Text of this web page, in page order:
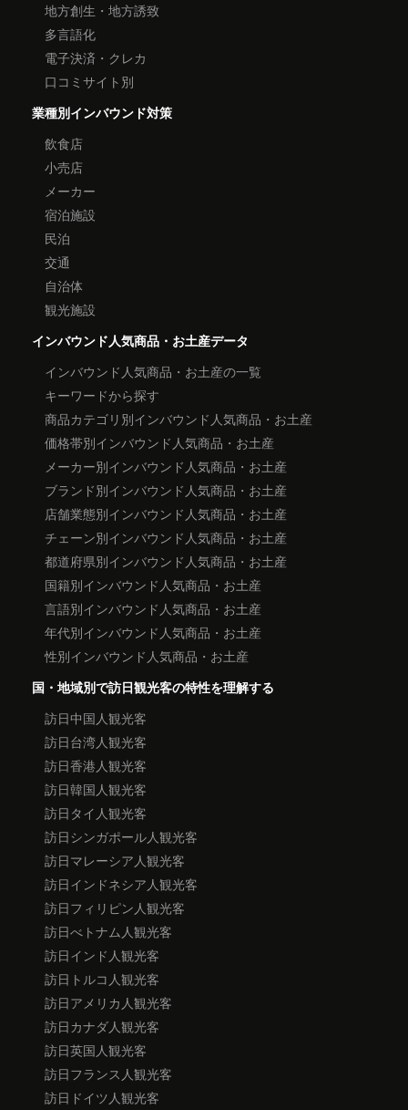
地方創生・地方誘致
多言語化
電子決済・クレカ
口コミサイト別
業種別インバウンド対策
飲食店
小売店
メーカー
宿泊施設
民泊
交通
自治体
観光施設
インバウンド人気商品・お土産データ
インバウンド人気商品・お土産の一覧
キーワードから探す
商品カテゴリ別インバウンド人気商品・お土産
価格帯別インバウンド人気商品・お土産
メーカー別インバウンド人気商品・お土産
ブランド別インバウンド人気商品・お土産
店舗業態別インバウンド人気商品・お土産
チェーン別インバウンド人気商品・お土産
都道府県別インバウンド人気商品・お土産
国籍別インバウンド人気商品・お土産
言語別インバウンド人気商品・お土産
年代別インバウンド人気商品・お土産
性別インバウンド人気商品・お土産
国・地域別で訪日観光客の特性を理解する
訪日中国人観光客
訪日台湾人観光客
訪日香港人観光客
訪日韓国人観光客
訪日タイ人観光客
訪日シンガポール人観光客
訪日マレーシア人観光客
訪日インドネシア人観光客
訪日フィリピン人観光客
訪日べトナム人観光客
訪日インド人観光客
訪日トルコ人観光客
訪日アメリカ人観光客
訪日カナダ人観光客
訪日英国人観光客
訪日フランス人観光客
訪日ドイツ人観光客